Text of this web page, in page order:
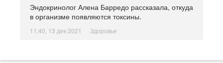
Эндокринолог Алена Барредо рассказала, откуда
в организме появляются токсины.
11:40, 13 дек 2021 Здоровье